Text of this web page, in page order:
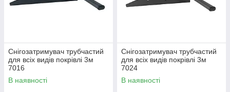
Снігозатримувач трубчастий
для всіх видів покрівлі 3м
7016
В наявності
Снігозатримувач трубчастий
для всіх видів покрівлі 3м
7024
В наявності